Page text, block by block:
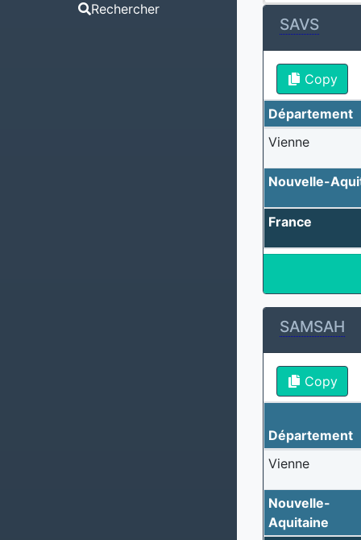
Rechercher
SAVS
Copy
Département
Vienne
Nouvelle-
France
SAMSAH
Copy
Département
Vienne
Nouvelle-
Aquitaine